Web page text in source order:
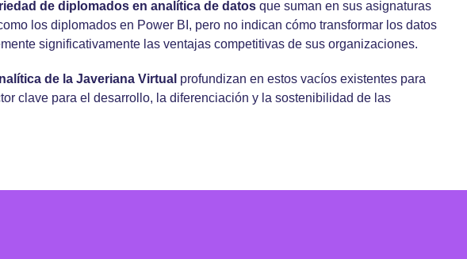
de diplomados en analítica de datos que suman en sus asignaturas
los diplomados en Power BI, pero no indican cómo transformar los datos
significativamente las ventajas competitivas de sus organizaciones.
de la Javeriana Virtual profundizan en estos vacíos existentes para
clave para el desarrollo, la diferenciación y la sostenibilidad de las